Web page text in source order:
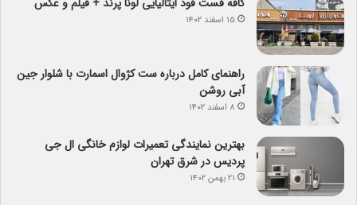
کافه فست فود ایتالیایی لونا پرند + فیلم و عکس
۱۵ اسفند ۱۴۰۲
راهنمای کامل درباره ست کژوال اسمارت با شلوار جین
آبی روشن
۸ اسفند ۱۴۰۲
بهترین نمایندگی تعمیرات لوازم خانگی ال جی
پردیس در شرق تهران
۲۱ بهمن ۱۴۰۲